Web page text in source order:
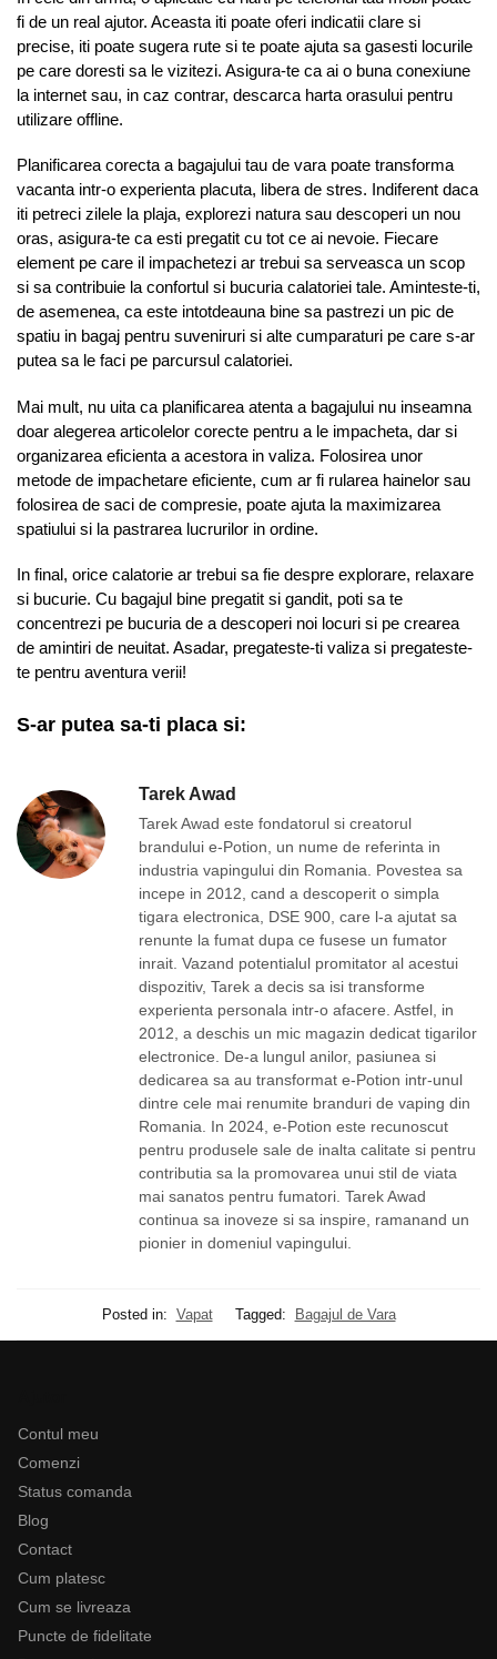
fi de un real ajutor. Aceasta iti poate oferi indicatii clare si
precise, iti poate sugera rute si te poate ajuta sa gasesti locurile
pe care doresti sa le vizitezi. Asigura-te ca ai o buna conexiune
la internet sau, in caz contrar, descarca harta orasului pentru
utilizare offline.
Planificarea corecta a bagajului tau de vara poate transforma
vacanta intr-o experienta placuta, libera de stres. Indiferent daca
iti petreci zilele la plaja, explorezi natura sau descoperi un nou
oras, asigura-te ca esti pregatit cu tot ce ai nevoie. Fiecare
element pe care il impachetezi ar trebui sa serveasca un scop
si sa contribuie la confortul si bucuria calatoriei tale. Aminteste-ti,
de asemenea, ca este intotdeauna bine sa pastrezi un pic de
spatiu in bagaj pentru suveniruri si alte cumparaturi pe care s-ar
putea sa le faci pe parcursul calatoriei.
Mai mult, nu uita ca planificarea atenta a bagajului nu inseamna
doar alegerea articolelor corecte pentru a le impacheta, dar si
organizarea eficienta a acestora in valiza. Folosirea unor
metode de impachetare eficiente, cum ar fi rularea hainelor sau
folosirea de saci de compresie, poate ajuta la maximizarea
spatiului si la pastrarea lucrurilor in ordine.
In final, orice calatorie ar trebui sa fie despre explorare, relaxare
si bucurie. Cu bagajul bine pregatit si gandit, poti sa te
concentrezi pe bucuria de a descoperi noi locuri si pe crearea
de amintiri de neuitat. Asadar, pregateste-ti valiza si pregateste-
te pentru aventura verii!
S-ar putea sa-ti placa si:
Tarek Awad
Tarek Awad este fondatorul si creatorul
brandului e-Potion, un nume de referinta in
industria vapingului din Romania. Povestea sa
incepe in 2012, cand a descoperit o simpla
tigara electronica, DSE 900, care l-a ajutat sa
renunte la fumat dupa ce fusese un fumator
inrait. Vazand potentialul promitator al acestui
dispozitiv, Tarek a decis sa isi transforme
experienta personala intr-o afacere. Astfel, in
2012, a deschis un mic magazin dedicat tigarilor
electronice. De-a lungul anilor, pasiunea si
dedicarea sa au transformat e-Potion intr-unul
dintre cele mai renumite branduri de vaping din
Romania. In 2024, e-Potion este recunoscut
pentru produsele sale de inalta calitate si pentru
contributia sa la promovarea unui stil de viata
mai sanatos pentru fumatori. Tarek Awad
continua sa inoveze si sa inspire, ramanand un
pionier in domeniul vapingului.
Posted in: Vapat Tagged: Bagajul de Vara
Contul meu
Comenzi
Status comanda
Blog
Contact
Cum platesc
Cum se livreaza
Puncte de fidelitate